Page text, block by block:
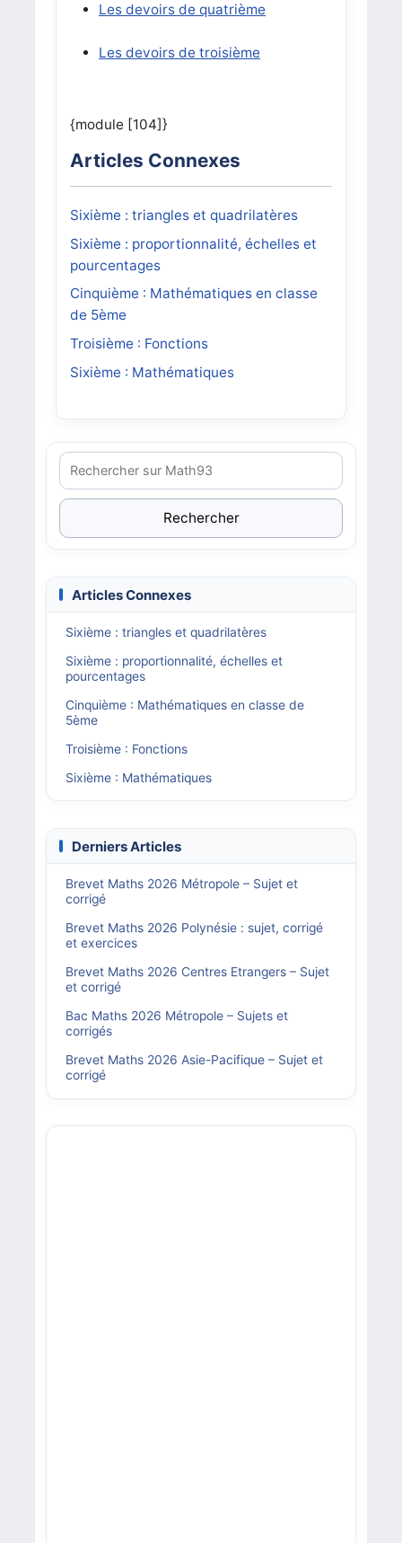
Les devoirs de quatrième
Les devoirs de troisième
{module [104]}
Articles Connexes
Sixième : triangles et quadrilatères
Sixième : proportionnalité, échelles et
pourcentages
Cinquième : Mathématiques en classe
de 5ème
Troisième : Fonctions
Sixième : Mathématiques
Rechercher
Articles Connexes
Sixième : triangles et quadrilatères
Sixième : proportionnalité, échelles et
pourcentages
Cinquième : Mathématiques en classe de
5ème
Troisième : Fonctions
Sixième : Mathématiques
Derniers Articles
Brevet Maths 2026 Métropole – Sujet et
corrigé
Brevet Maths 2026 Polynésie : sujet, corrigé
et exercices
Brevet Maths 2026 Centres Etrangers – Sujet
et corrigé
Bac Maths 2026 Métropole – Sujets et
corrigés
Brevet Maths 2026 Asie-Pacifique – Sujet et
corrigé